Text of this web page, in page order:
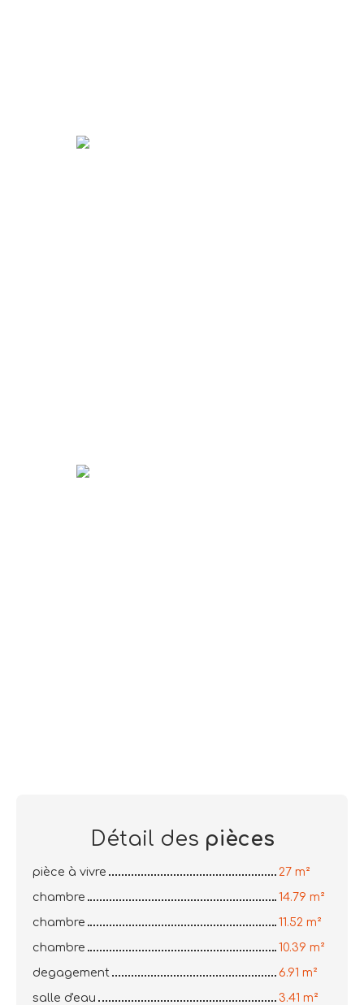
Détail des pièces
pièce à vivre
27 m²
chambre
14.79 m²
chambre
11.52 m²
chambre
10.39 m²
degagement
6.91 m²
salle d'eau
3.41 m²